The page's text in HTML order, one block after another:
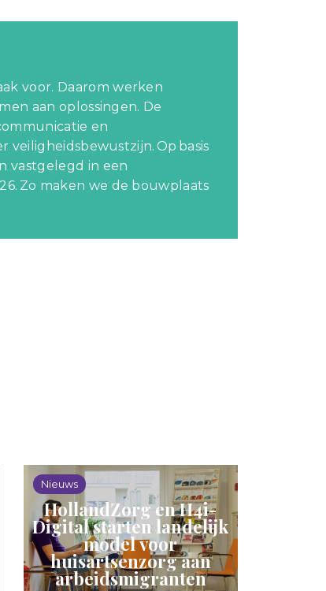
voor. Daarom werken
aan oplossingen. De
en
Op basis
vastgelegd in een
Zo maken we de bouwplaats
Nieuws
HollandZorg en H4i-
Digital starten landelijk
model voor
huisartsenzorg aan
arbeidsmigranten